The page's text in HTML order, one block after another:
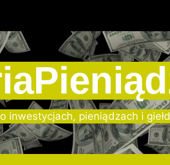
inwestycjach, pieniądzach i